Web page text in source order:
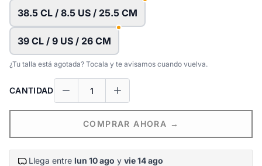
38.5 CL / 8.5 US / 25.5 CM
39 CL / 9 US / 26 CM
¿Tu talla está agotada? Tocala y te avisamos cuando vuelva.
CANTIDAD
COMPRAR AHORA →
Llega entre lun 10 ago y vie 14 ago